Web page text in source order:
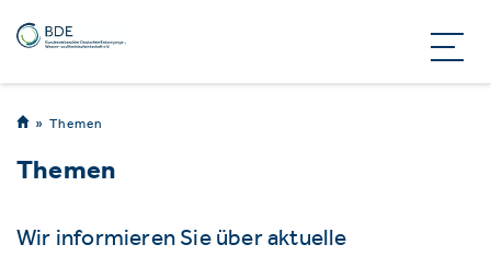
Themen
Themen
Wir informieren Sie über aktuelle